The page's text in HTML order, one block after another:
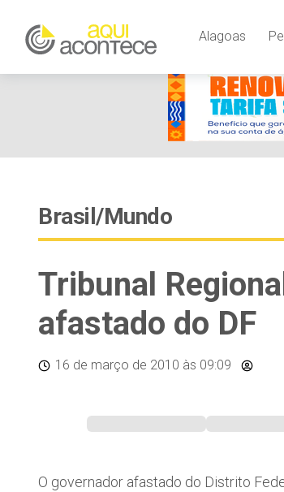
Alagoas
Brasil/Mundo
Tribunal
afastado do DF
16 de março de 2010 às 09:09
O governador afastado do Distrito